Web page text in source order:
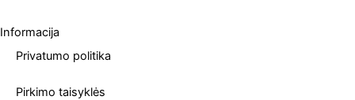
Informacija
Privatumo politika
Pirkimo taisyklės